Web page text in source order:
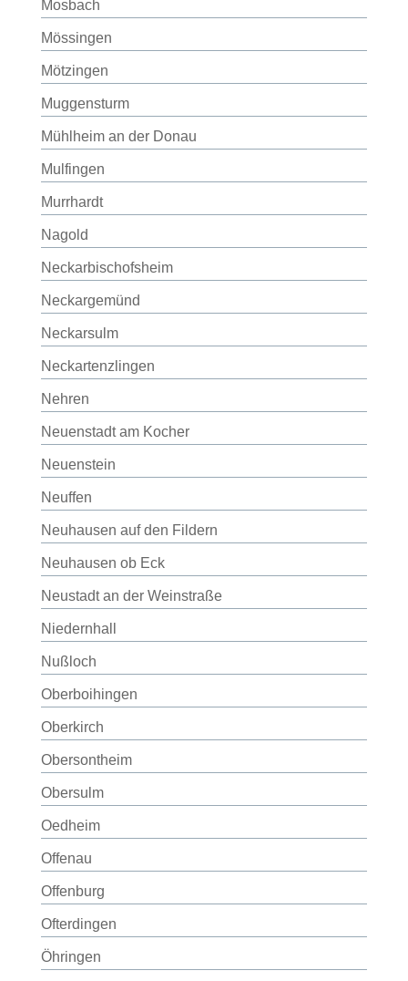
Mosbach
Mössingen
Mötzingen
Muggensturm
Mühlheim an der Donau
Mulfingen
Murrhardt
Nagold
Neckarbischofsheim
Neckargemünd
Neckarsulm
Neckartenzlingen
Nehren
Neuenstadt am Kocher
Neuenstein
Neuffen
Neuhausen auf den Fildern
Neuhausen ob Eck
Neustadt an der Weinstraße
Niedernhall
Nußloch
Oberboihingen
Oberkirch
Obersontheim
Obersulm
Oedheim
Offenau
Offenburg
Ofterdingen
Öhringen